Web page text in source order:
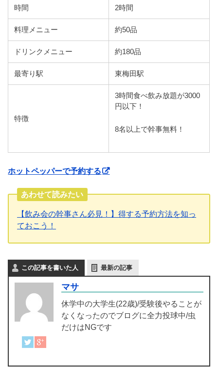
時間 2時間
料理メニュー 約50品
ドリンクメニュー 約180品
最寄り駅 東梅田駅
特徴
3時間食べ飲み放題が3000
円以下！
8名以上で幹事無料！
ホットペッパーで予約する
あわせて読みたい
【飲み会の幹事さん必見！】得する予約方法を知っ
ておこう！
この記事を書いた人 最新の記事
マサ
休学中の大学生(22歳)/受験後やることが
なくなったのでブログに全力投球中/虫
だけはNGです